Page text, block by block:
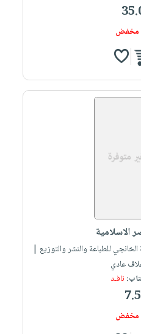
مخفض
الاسلامية
للطباعة والنشر والتوزيع |
عادي
نافـد
مخفض